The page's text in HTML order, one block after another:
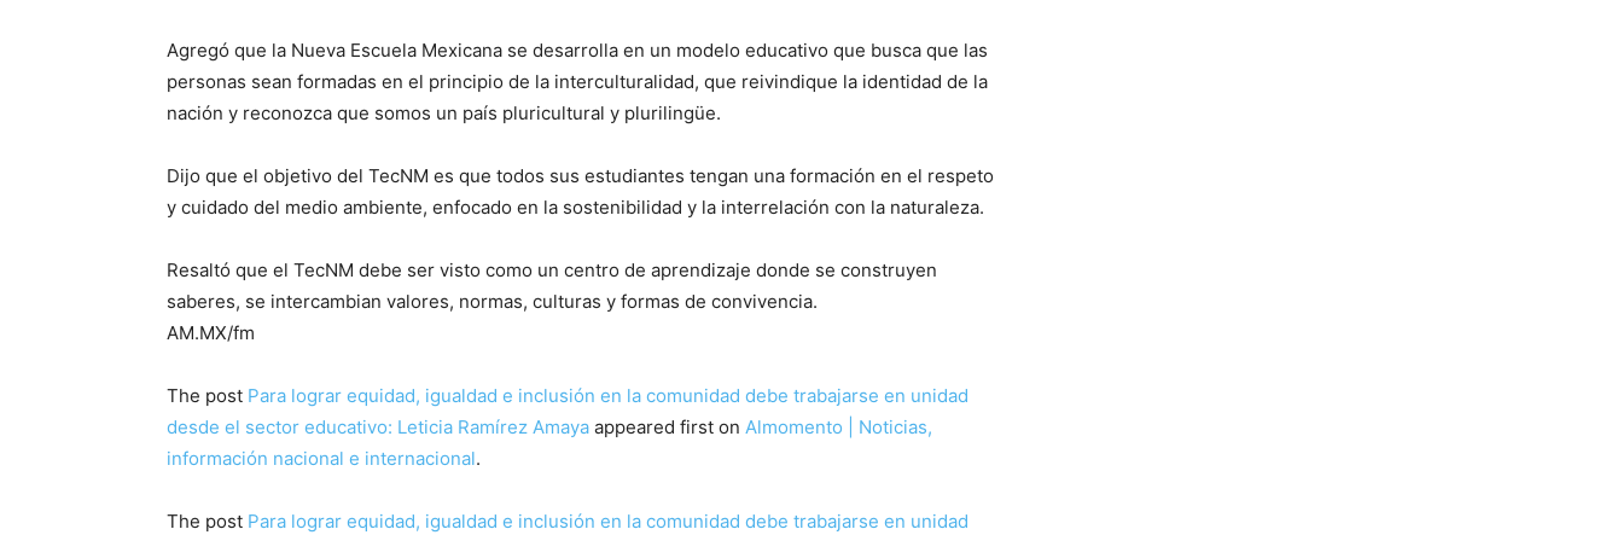
Agregó que la Nueva Escuela Mexicana se desarrolla en un modelo educativo que busca que las
personas sean formadas en el principio de la interculturalidad, que reivindique la identidad de la
nación y reconozca que somos un país pluricultural y plurilingüe.
Dijo que el objetivo del TecNM es que todos sus estudiantes tengan una formación en el respeto
y cuidado del medio ambiente, enfocado en la sostenibilidad y la interrelación con la naturaleza.
Resaltó que el TecNM debe ser visto como un centro de aprendizaje donde se construyen
saberes, se intercambian valores, normas, culturas y formas de convivencia.
AM.MX/fm
The post Para lograr equidad, igualdad e inclusión en la comunidad debe trabajarse en unidad
desde el sector educativo: Leticia Ramírez Amaya appeared first on Almomento | Noticias,
información nacional e internacional.
The post Para lograr equidad, igualdad e inclusión en la comunidad debe trabajarse en unidad